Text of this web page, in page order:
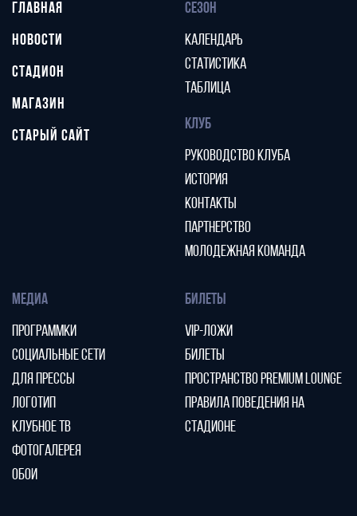
ГЛАВНАЯ
НОВОСТИ
СТАДИОН
МАГАЗИН
СТАРЫЙ САЙТ
СЕЗОН
КАЛЕНДАРЬ
СТАТИСТИКА
ТАБЛИЦА
КЛУБ
РУКОВОДСТВО КЛУБА
ИСТОРИЯ
КОНТАКТЫ
ПАРТНЕРСТВО
МОЛОДЕЖНАЯ КОМАНДА
МЕДИА
ПРОГРАММКИ
СОЦИАЛЬНЫЕ СЕТИ
ДЛЯ ПРЕССЫ
ЛОГОТИП
КЛУБНОЕ ТВ
ФОТОГАЛЕРЕЯ
ОБОИ
БИЛЕТЫ
VIP-ЛОЖИ
БИЛЕТЫ
ПРОСТРАНСТВО PREMIUM LOUNGE
ПРАВИЛА ПОВЕДЕНИЯ НА
СТАДИОНЕ